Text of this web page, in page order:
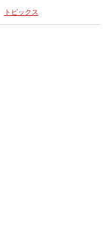
トピックス